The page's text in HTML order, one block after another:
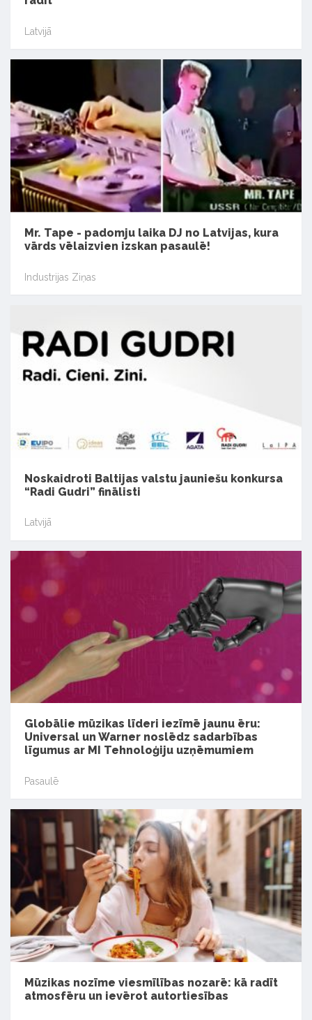
Latvijā
Mr. Tape - padomju laika DJ no Latvijas, kura
vārds vēlaizvien izskan pasaulē!
Industrijas Ziņas
Noskaidroti Baltijas valstu jauniešu konkursa
“Radi Gudri” finālisti
Latvijā
Globālie mūzikas līderi iezīmē jaunu ēru:
Universal un Warner noslēdz sadarbības
līgumus ar MI Tehnoloģiju uzņēmumiem
Pasaulē
Mūzikas nozīme viesmīlības nozarē: kā radīt
atmosfēru un ievērot autortiesības